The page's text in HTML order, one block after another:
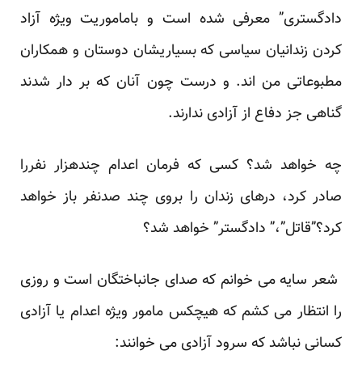
دادگستری” معرفی شده است و باماموریت ویژه آزاد
کردن زندانیان سیاسی که بسیاریشان دوستان و همکاران
مطبوعاتی من اند. و درست چون آنان که بر دار شدند
گناهی جز دفاع از آزادی ندارند.
چه خواهد شد؟ کسی که فرمان اعدام چندهزار نفررا
صادر کرد، درهای زندان را بروی چند صدنفر باز خواهد
کرد؟”قاتل”،” دادگستر” خواهد شد؟
شعر سایه می خوانم که صدای جانباختگان است و روزی
را انتظار می کشم که هیچکس مامور ویژه اعدام یا آزادی
کسانی نباشد که سرود آزادی می خوانند: